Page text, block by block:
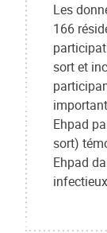
Les
166
sort et
Ehpad
sort)
Ehpad